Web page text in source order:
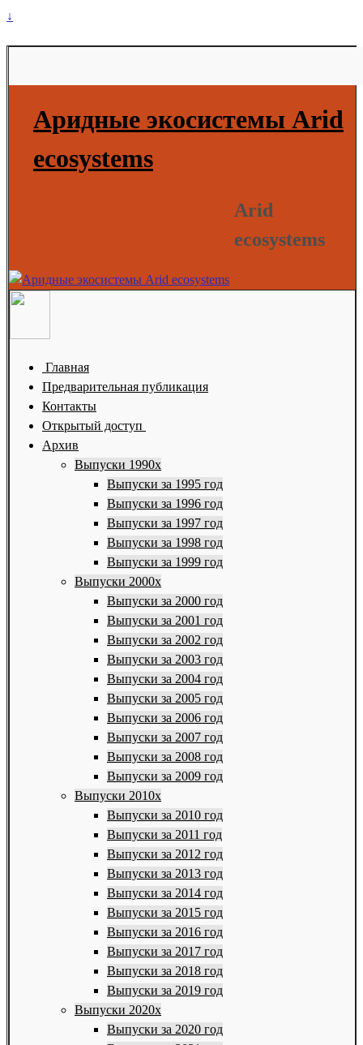
↓
Аридные экосистемы Arid
ecosystems
Arid
ecosystems
Главная
Предварительная публикация
Контакты
Открытый доступ
Архив
Выпуски 1990х
Выпуски за 1995 год
Выпуски за 1996 год
Выпуски за 1997 год
Выпуски за 1998 год
Выпуски за 1999 год
Выпуски 2000х
Выпуски за 2000 год
Выпуски за 2001 год
Выпуски за 2002 год
Выпуски за 2003 год
Выпуски за 2004 год
Выпуски за 2005 год
Выпуски за 2006 год
Выпуски за 2007 год
Выпуски за 2008 год
Выпуски за 2009 год
Выпуски 2010х
Выпуски за 2010 год
Выпуски за 2011 год
Выпуски за 2012 год
Выпуски за 2013 год
Выпуски за 2014 год
Выпуски за 2015 год
Выпуски за 2016 год
Выпуски за 2017 год
Выпуски за 2018 год
Выпуски за 2019 год
Выпуски 2020х
Выпуски за 2020 год